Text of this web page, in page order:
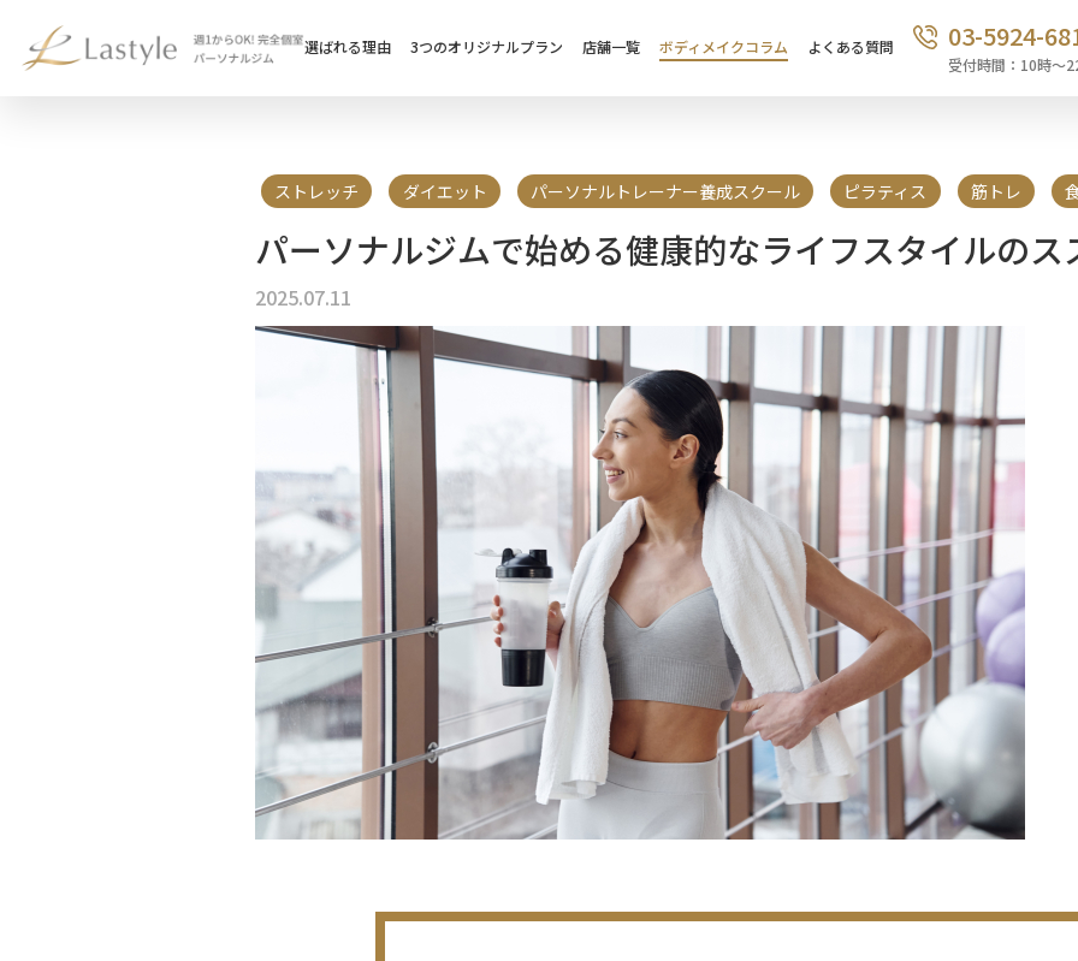
選ばれる理由 3つのオリジナルプラン 店舗一覧 ボディメイクコラム よくある質問 03-5924-
受付時間：10時〜
ストレッチ ダイエット パーソナルトレーナー養成スクール ピラティス 筋トレ
パーソナルジムで始める健康的なライフスタイルのス
2025.07.11